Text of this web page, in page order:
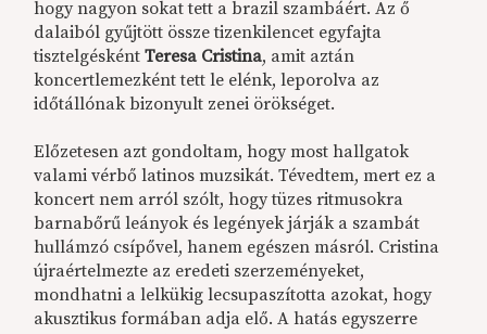
hogy nagyon sokat tett a brazil szambáért. Az ő
dalaiból gyűjtött össze tizenkilencet egyfajta
tisztelgéskéntTeresa Cristina, amit aztán
koncertlemezként tett le elénk, leporolva az
időtállónak bizonyult zenei örökséget.
Előzetesen azt gondoltam, hogy most hallgatok
valami vérbő latinos muzsikát. Tévedtem, mert ez a
koncert nem arról szólt, hogy tüzes ritmusokra
barnabőrű leányok és legények járják a szambát
hullámzó csípővel, hanem egészen másról. Cristina
újraértelmezte az eredeti szerzeményeket,
mondhatni a lelkükig lecsupaszította azokat, hogy
akusztikus formában adja elő. A hatás egyszerre